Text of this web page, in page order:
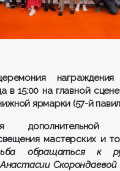
в 15:00 на главной
ярмарки (57-й
дополнительной
мастерских и
обращаться к
Анастасии Скорондаевой